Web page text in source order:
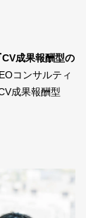
CV成果報酬型の
コンサルティ
成果報酬型